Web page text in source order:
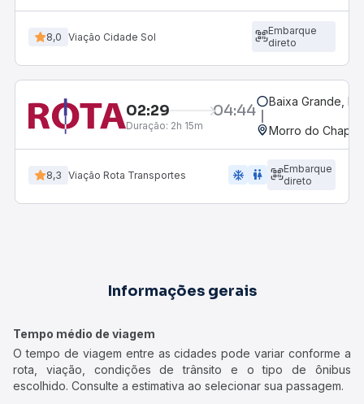
8,0 Viação Cidade Sol
Embarque
direto
02:29 04:44
Duração: 2h 15m
Baixa Grande, BA
Morro do
8,3 Viação Rota Transportes ac_unit wc
Embarque
direto
Informações gerais
Tempo médio de viagem
O tempo de viagem entre as cidades pode variar conforme a
rota, viação, condições de trânsito e o tipo de ônibus
escolhido. Consulte a estimativa ao selecionar sua passagem.